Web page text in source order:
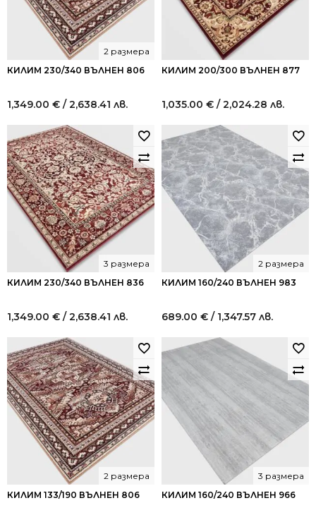
КИЛИМ 230/340 ВЪЛНЕН 806
2 размера
1,349.00 € / 2,638.41 лв.
КИЛИМ 200/300 ВЪЛНЕН 877
1,035.00 € / 2,024.28 лв.
КИЛИМ 230/340 ВЪЛНЕН 836
3 размера
1,349.00 € / 2,638.41 лв.
КИЛИМ 160/240 ВЪЛНЕН 983
2 размера
689.00 € / 1,347.57 лв.
КИЛИМ 133/190 ВЪЛНЕН 806
2 размера
КИЛИМ 160/240 ВЪЛНЕН 966
3 размера